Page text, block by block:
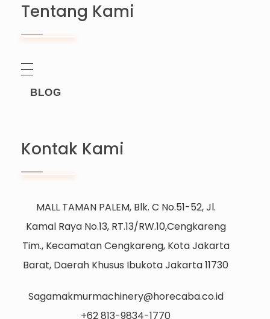
Tentang Kami
BLOG
Kontak Kami
MALL TAMAN PALEM, Blk. C No.51-52, Jl.
Kamal Raya No.13, RT.13/RW.10,Cengkareng
Tim., Kecamatan Cengkareng, Kota Jakarta
Barat, Daerah Khusus Ibukota Jakarta 11730
Sagamakmurmachinery@horecaba.co.id
+62 813-9834-1770